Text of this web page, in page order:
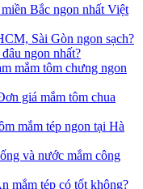
Bắc ngon nhất Việt
Sài Gòn ngon sạch?
ngon nhất?
mắm tôm chưng ngon
giá mắm tôm chua
mắm tép ngon tại Hà
và nước mắm công
mắm tép có tốt không?